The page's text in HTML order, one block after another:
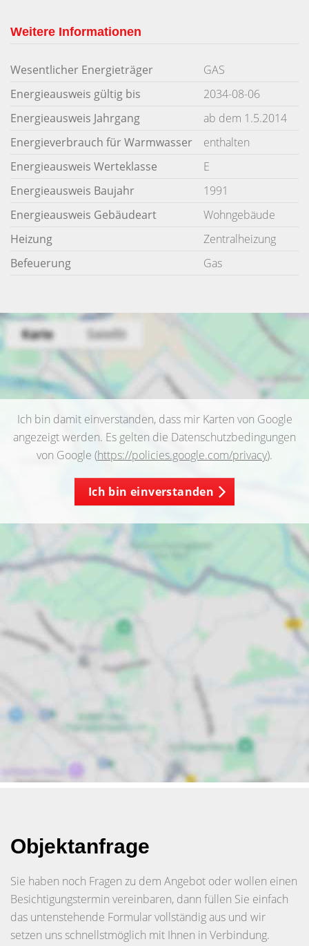
Weitere Informationen
Wesentlicher Energieträger
GAS
Energieausweis gültig bis
2034-08-06
Energieausweis Jahrgang
ab dem 1.5.2014
Energieverbrauch für Warmwasser
enthalten
Energieausweis Werteklasse
E
Energieausweis Baujahr
1991
Energieausweis Gebäudeart
Wohngebäude
Heizung
Zentralheizung
Befeuerung
Gas
Ich bin damit einverstanden, dass mir Karten von Google
angezeigt werden. Es gelten die Datenschutzbedingungen
von Google (https://policies.google.com/privacy).
Ich bin einverstanden
Objektanfrage
Sie haben noch Fragen zu dem Angebot oder wollen einen
Besichtigungstermin vereinbaren, dann füllen Sie einfach
das untenstehende Formular vollständig aus und wir
setzen uns schnellstmöglich mit Ihnen in Verbindung.